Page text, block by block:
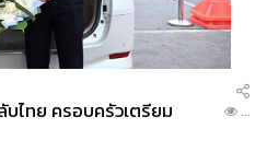
บไทย ครอบครัวเตรียม
...